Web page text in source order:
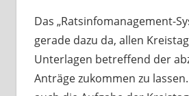
Das „Ratsinfomanagement-
gerade dazu da, allen
Unterlagen betreffend der
Anträge zukommen zu